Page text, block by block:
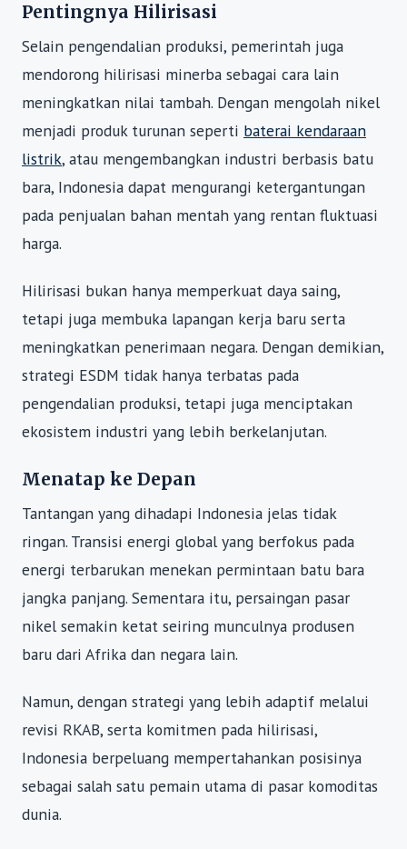
Pentingnya Hilirisasi
Selain pengendalian produksi, pemerintah juga
mendorong hilirisasi minerba sebagai cara lain
meningkatkan nilai tambah. Dengan mengolah nikel
menjadi produk turunan seperti baterai kendaraan
listrik, atau mengembangkan industri berbasis batu
bara, Indonesia dapat mengurangi ketergantungan
pada penjualan bahan mentah yang rentan fluktuasi
harga.
Hilirisasi bukan hanya memperkuat daya saing,
tetapi juga membuka lapangan kerja baru serta
meningkatkan penerimaan negara. Dengan demikian,
strategi ESDM tidak hanya terbatas pada
pengendalian produksi, tetapi juga menciptakan
ekosistem industri yang lebih berkelanjutan.
Menatap ke Depan
Tantangan yang dihadapi Indonesia jelas tidak
ringan. Transisi energi global yang berfokus pada
energi terbarukan menekan permintaan batu bara
jangka panjang. Sementara itu, persaingan pasar
nikel semakin ketat seiring munculnya produsen
baru dari Afrika dan negara lain.
Namun, dengan strategi yang lebih adaptif melalui
revisi RKAB, serta komitmen pada hilirisasi,
Indonesia berpeluang mempertahankan posisinya
sebagai salah satu pemain utama di pasar komoditas
dunia.